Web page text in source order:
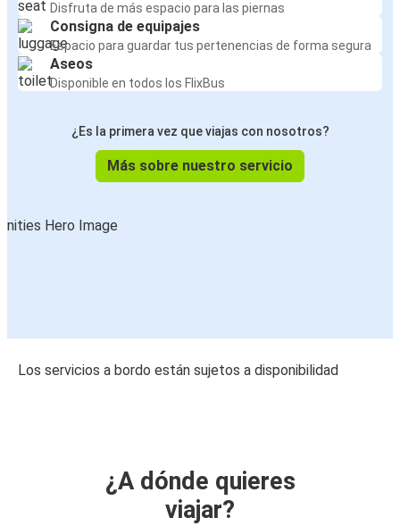
Disfruta de más espacio para las piernas
Consigna de equipajes
Espacio para guardar tus pertenencias de forma segura
Aseos
Disponible en todos los FlixBus
¿Es la primera vez que viajas con nosotros?
Más sobre nuestro servicio
Los servicios a bordo están sujetos a disponibilidad
¿A dónde quieres
viajar?